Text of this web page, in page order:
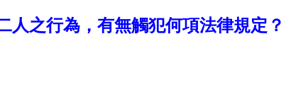
人之行為，有無觸犯何項法律規定？